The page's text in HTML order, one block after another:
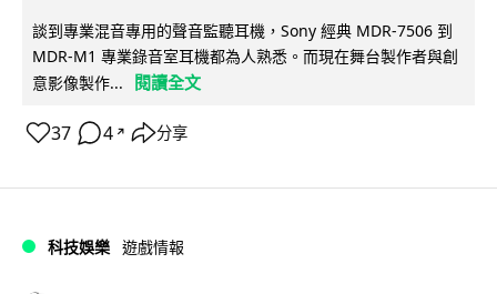
談到專業混音專用的聲音監聽耳機，Sony 經典 MDR-7506 到
MDR-M1 專業錄音室耳機都為人熟悉。而現在舞台製作者與創
意影像製作...
閱讀全文
37 4 ↗ 分享
科技娛樂 遊戲情報